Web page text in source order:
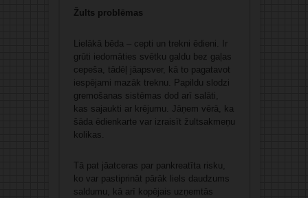
Žults problēmas
Lielākā bēda – cepti un trekni ēdieni. Ir
grūti iedomāties svētku galdu bez gaļas
cepeša, tādēļ jāapsver, kā to pagatavot
iespējami mazāk treknu. Papildu slodzi
gremošanas sistēmas dod arī salāti,
kas sajaukti ar krējumu. Jāņem vērā, ka
šāda ēdienkarte var izraisīt žultsakmeņu
kolikas.
Tā pat jāatceras par pankreatīta risku,
ko var pastiprināt pārāk liels daudzums
saldumu, kā arī kopējais uzņemtās